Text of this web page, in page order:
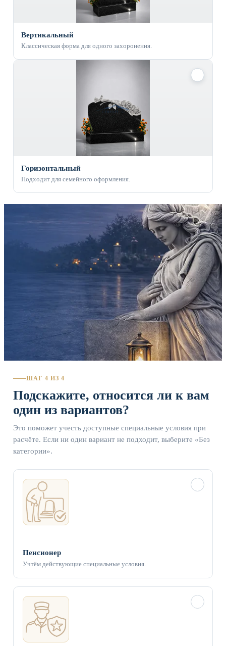
Вертикальный
Классическая форма для одного захоронения.
Горизонтальный
Подходит для семейного оформления.
ШАГ 4 ИЗ 4
Подскажите, относится ли к вам
один из вариантов?
Это поможет учесть доступные специальные условия при
расчёте. Если ни один вариант не подходит, выберите «Без
категории».
Пенсионер
Учтём действующие специальные условия.